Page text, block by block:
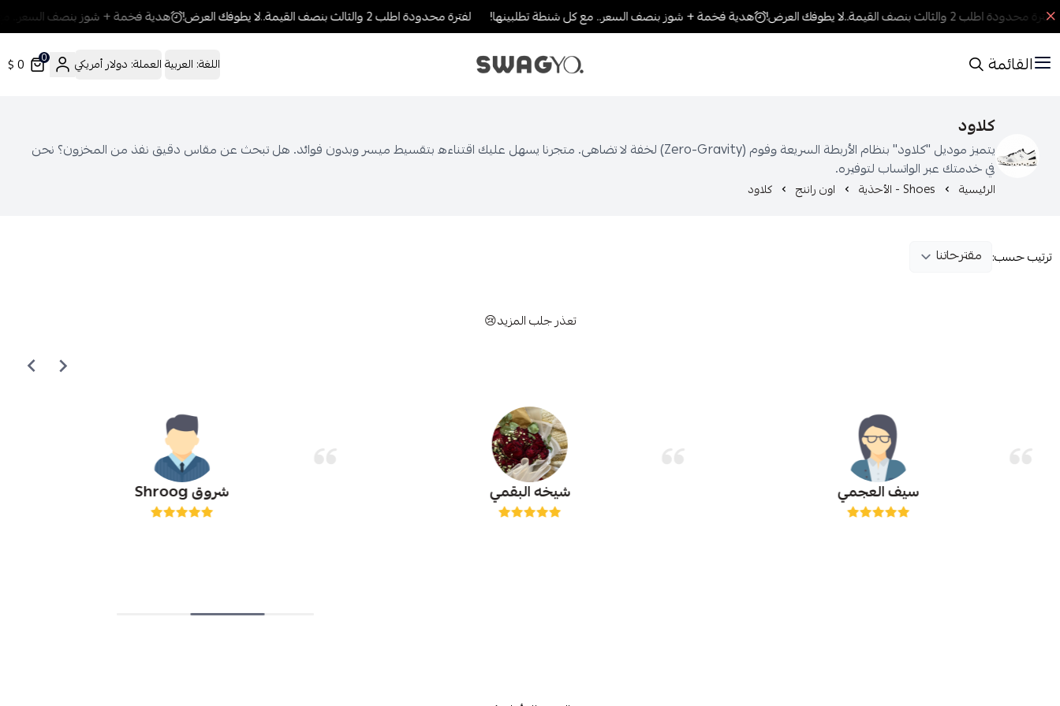
لفترة محدودة اطلب 2 والثالث بنصف القيمة..لا يطوفك العرض! هدية فخمة + شوز بنصف السعر.. مع كل شنطة تطلبينها! لفترة محدودة اطلب 2 والثالث بنصف القيمة..لا يطوفك العرض! هدية فخمة + شوز بنصف السعر.. مع
القائمة SWAGYO FASHION اللغة: العربيةالعملة: دولار أمريكي 0
0 $
كلاود
يتميز موديل "كلاود" بنظام الأربطة السريعة وفوم (Zero-Gravity) لخفة لا تضاهى. متجرنا يسهل عليك اقتناءه بتقسيط ميسر وبدون فوائد. هل تبحث عن مقاس دقيق نفذ من المخزون؟ نحن
في خدمتك عبر الواتساب لتوفيره.
الرئيسية Shoes - الأحذية اون راننج كلاود
ترتيب حسب:
تعذر جلب المزيد😢
سيف العجمي شيخه البقمي شروق Shroog